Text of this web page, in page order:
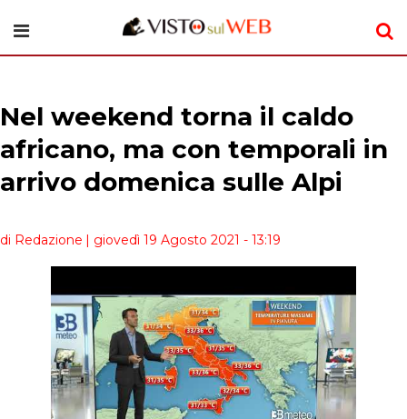
Nel weekend torna il caldo
africano, ma con temporali in
arrivo domenica sulle Alpi
di Redazione | giovedì 19 Agosto 2021 - 13:19